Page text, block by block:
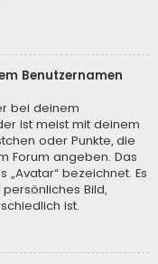
Benutzernamen
bei deinem
ist meist mit deinem
oder Punkte, die
Forum angeben. Das
bezeichnet. Es
Bild,
ist.